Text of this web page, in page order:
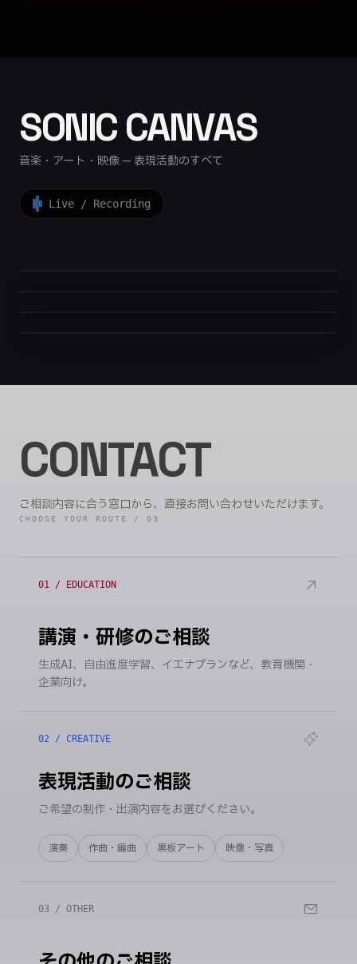
SONIC CANVAS
音楽・アート・映像 — 表現活動のすべて
Live / Recording
CONTACT
ご相談内容に合う窓口から、直接お問い合わせいただけます。
CHOOSE YOUR ROUTE / 03
01 / EDUCATION
講演・研修のご相談
生成AI、自由進度学習、イエナプランなど、教育機関・
企業向け。
02 / CREATIVE
表現活動のご相談
ご希望の制作・出演内容をお選びください。
演奏 作曲・編曲 黒板アート 映像・写真
03 / OTHER